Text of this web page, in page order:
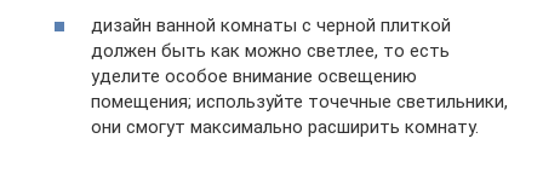
дизайн ванной комнаты с черной плиткой
должен быть как можно светлее, то есть
уделите особое внимание освещению
помещения; используйте точечные светильники,
они смогут максимально расширить комнату.